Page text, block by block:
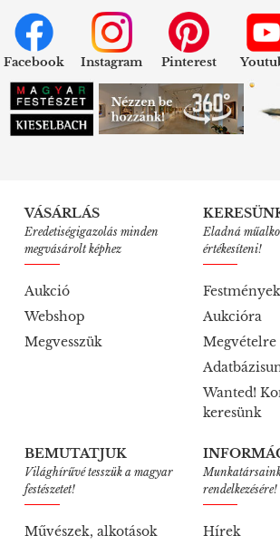
Facebook Instagram Pinterest
VÁSÁRLÁS
Eredetiségigazolás minden
megvásárolt képhez
Aukció
Webshop
Megvesszük
Eladná
értékesíteni!
Aukcióra
Megvételre
Wanted!
keresünk
BEMUTATJUK
Világhírűvé tesszük a magyar
festészetet!
Művészek, alkotások
rendelkezésére!
Hírek